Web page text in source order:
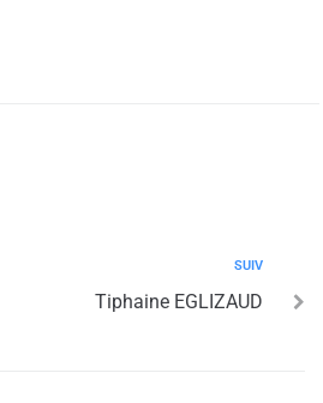
SUIV
Tiphaine EGLIZAUD